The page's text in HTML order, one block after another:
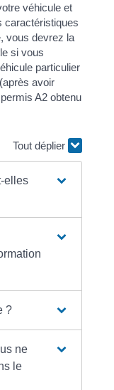
véhicule et
caractéristiques
vous devrez la
si vous
particulier
avoir
A2 obtenu
Tout déplier
elles
?
ne
le